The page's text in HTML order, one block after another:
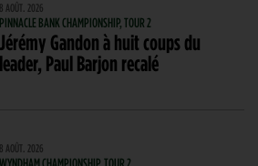
8 AOÛT. 2026
PINNACLE BANK CHAMPIONSHIP, TOUR 2
Jérémy Gandon à huit coups du
leader, Paul Barjon recalé
8 AOÛT. 2026
WYNDHAM CHAMPIONSHIP, TOUR 2